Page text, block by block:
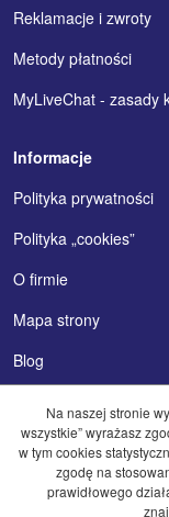
Reklamacje i zwroty
Metody płatności
MyLiveChat - zasady
Informacje
Polityka prywatności
Polityka „cookies”
O firmie
Mapa strony
Blog
Copyrights by
Na naszej stronie
wszystkie” wyrażasz
w tym cookies
zgodę na
prawidłowego